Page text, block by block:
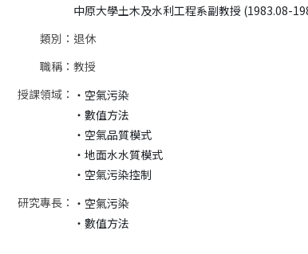
類別： 退休
職稱： 教授
授課領域： ‧空氣污染
‧數值方法
‧空氣品質模式
‧地面水水質模式
研究專長： ‧空氣污染